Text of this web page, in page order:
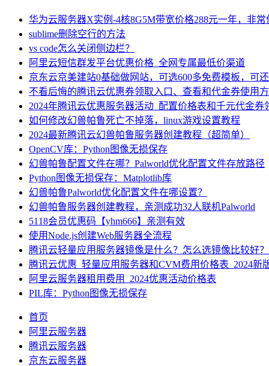
华为云服务器X实例-4核8G5M带宽价格288元一年，非常
sublime删除空行的方法
vs code怎么关闭侧边栏？
阿里云短信群发平台优惠价格_全网专属最低价渠道
京东云京美建站0基础做网站，可选600多免费模板，可还
不看后悔的腾讯云优惠券领取入口、查看和代金券使用
2024年腾讯云优惠服务器活动_配置价格表和千元代金券
如何修改幻兽帕鲁死亡不掉落，linux游戏设置教程
2024最新腾讯云幻兽帕鲁服务器创建教程（超简单）
OpenCV库：Python图像无损保存
幻兽帕鲁配置文件在哪？Palworld优化配置文件存放路径
Python图像无损保存：Matplotlib库
幻兽帕鲁Palworld优化配置文件在哪设置？
幻兽帕鲁服务器创建教程，亲测成功32人联机Palworld
5118会员优惠码【yhm666】亲测有效
使用Node.js创建Web服务器全流程
腾讯云轻量应用服务器镜像是什么？怎么选镜像比较好？
腾讯云优惠_轻量应用服务器和CVM费用价格表_2024新
阿里云服务器租用费用_2024优惠活动价格表
PIL库：Python图像无损保存
首页
阿里云服务器
腾讯云服务器
京东云服务器